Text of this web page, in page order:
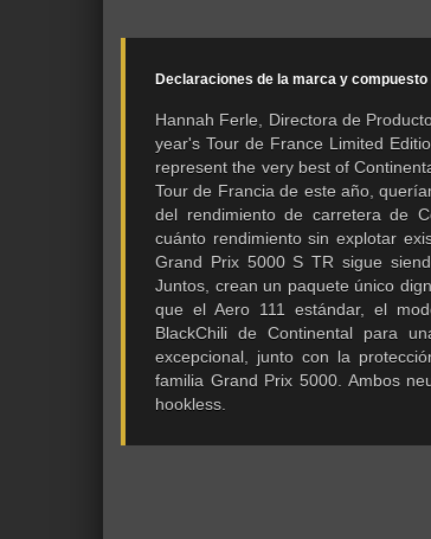
Declaraciones de la marca y
Hannah Ferle, Directora de
year's Tour de France Limited
represent the very best of
Tour de Francia de este año,
del rendimiento de carretera de
cuánto rendimiento sin explotar
Grand Prix 5000 S TR sigue
Juntos, crean un paquete único
que el Aero 111 estándar, el
BlackChili de Continental para
excepcional, junto con la
familia Grand Prix 5000. Ambos
hookless.